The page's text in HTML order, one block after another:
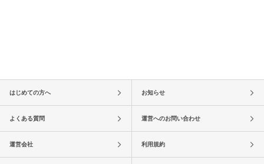
はじめての方へ お知らせ
よくある質問 運営へのお問い合わせ
運営会社 利用規約